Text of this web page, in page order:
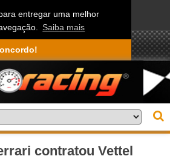
entregar uma melhor
Saiba mais
contratou Vettel